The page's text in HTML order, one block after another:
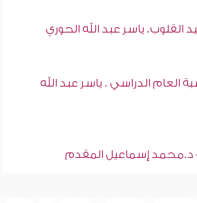
القلوب. ياسر عبد الله الحوري
العام الدراسي . ياسر عبد الله